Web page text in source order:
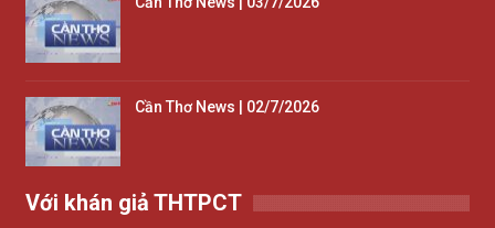
Cần Thơ News | 02/7/2026
Với khán giả THTPCT